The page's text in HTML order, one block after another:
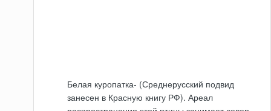
Белая куропатка- (Среднерусский подвид
занесен в Красную книгу РФ). Ареал